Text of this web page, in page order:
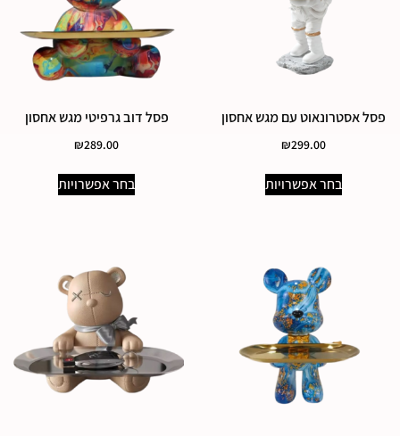
פסל אסטרונאוט עם מגש אחסון
₪299.00
בחר אפשרויות
פסל דוב גרפיטי מגש אחסון
₪289.00
בחר אפשרויות